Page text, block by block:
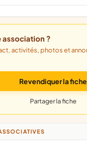
association ?
Revendiquer la fiche
Partager la fiche